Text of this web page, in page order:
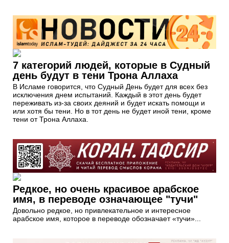
7 категорий людей, которые в Судный
день будут в тени Трона Аллаха
В Исламе говорится, что Судный День будет для всех без
исключения днем испытаний. Каждый в этот день будет
переживать из-за своих деяний и будет искать помощи и
или хотя бы тени. Но в тот день не будет иной тени, кроме
тени от Трона Аллаха.
Редкое, но очень красивое арабское
имя, в переводе означающее "тучи"
Довольно редкое, но привлекательное и интересное
арабское имя, которое в переводе обозначает «тучи»...